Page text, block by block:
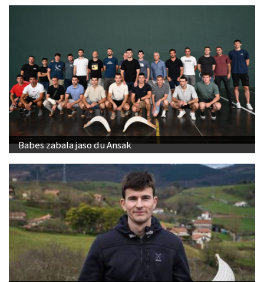
Babes zabala jaso du Ansak